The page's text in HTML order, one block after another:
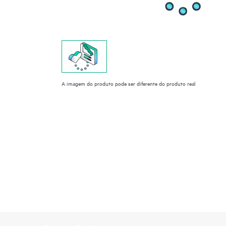
A imagem do produto pode ser diferente do produto real